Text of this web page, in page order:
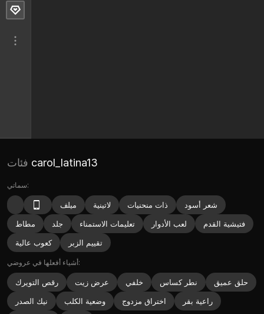
carol_latina13
سماتي:
ميلف لاتينية ذات منحنيات
شعر أسود
مطاط
جلد تعليمات الاستمناء لعب الأدوار
فتيشية القدم
كعوب عالية
تقييم الزبر
أشياء أفعلها في عروضي:
رقص التويرك عرض زيت خلفي نطر كساس
حلق عميق
نيك الصدر
وضعية الكلب اختراق مزدوج
راعية بقر